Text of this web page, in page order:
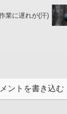
業に遅れが(汗)
ントを書き込む